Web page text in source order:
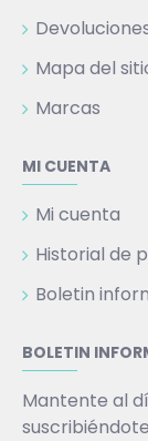
Mapa del
Marcas
MI CUENTA
Mi cuenta
Historial de
Boletin
BOLETIN
Mantente al